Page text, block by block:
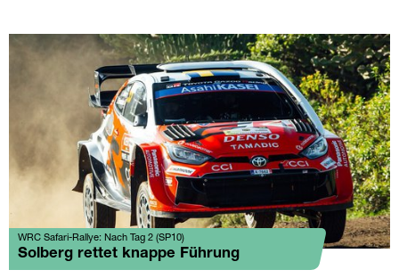
WRC Safari-Rallye: Nach Tag 2 (SP10)
Solberg rettet knappe Führung